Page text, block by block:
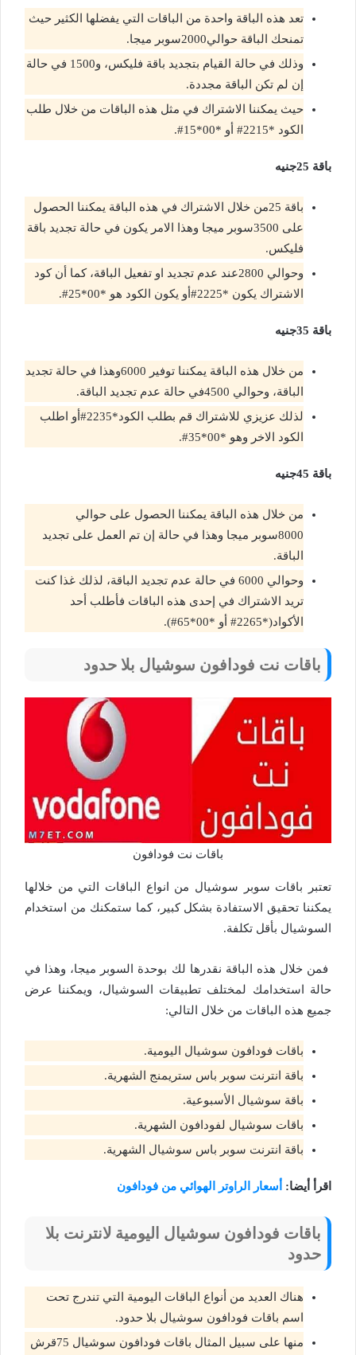
تعد هذه الباقة واحدة من الباقات التي يفضلها الكثير حيث
تمنحك الباقة حوالي2000سوبر ميجا.
وذلك في حالة القيام بتجديد باقة فليكس، و1500 في حالة
إن لم تكن الباقة مجددة.
حيث يمكننا الاشتراك في مثل هذه الباقات من خلال طلب
الكود *2215# أو *00*15#.
باقة 25جنيه
باقة 25من خلال الاشتراك في هذه الباقة يمكننا الحصول
على 3500سوبر ميجا وهذا الامر يكون في حالة تجديد باقة
فليكس.
وحوالي 2800عند عدم تجديد او تفعيل الباقة، كما أن كود
الاشتراك يكون *2225#أو يكون الكود هو *00*25#.
باقة 35جنيه
من خلال هذه الباقة يمكننا توفير 6000وهذا في حالة تجديد
الباقة، وحوالي 4500في حالة عدم تجديد الباقة.
لذلك عزيزي للاشتراك قم بطلب الكود*2235#أو اطلب
الكود الاخر وهو *00*35#.
باقة 45جنيه
من خلال هذه الباقة يمكننا الحصول على حوالي
8000سوبر ميجا وهذا في حالة إن تم العمل على تجديد
الباقة.
وحوالي 6000 في حالة عدم تجديد الباقة، لذلك غذا كنت
تريد الاشتراك في إحدى هذه الباقات فأطلب أحد
الأكواد(*2265# أو *00*65#).
باقات نت فودافون سوشيال بلا حدود
باقات نت فودافون
تعتبر باقات سوبر سوشيال من انواع الباقات التي من خلالها
يمكننا تحقيق الاستفادة بشكل كبير، كما ستمكنك من استخدام
السوشيال بأقل تكلفة.
فمن خلال هذه الباقة نقدرها لك بوحدة السوبر ميجا، وهذا في
حالة استخدامك لمختلف تطبيقات السوشيال، ويمكننا عرض
جميع هذه الباقات من خلال التالي:
باقات فودافون سوشيال اليومية.
باقة انترنت سوبر باس ستريمنج الشهرية.
باقة سوشيال الأسبوعية.
باقات سوشيال لفودافون الشهرية.
باقة انترنت سوبر باس سوشيال الشهرية.
اقرأ أيضا: أسعار الراوتر الهوائي من فودافون
باقات فودافون سوشيال اليومية لانترنت بلا
حدود
هناك العديد من أنواع الباقات اليومية التي تندرج تحت
اسم باقات فودافون سوشيال بلا حدود.
منها على سبيل المثال باقات فودافون سوشيال 75قرش